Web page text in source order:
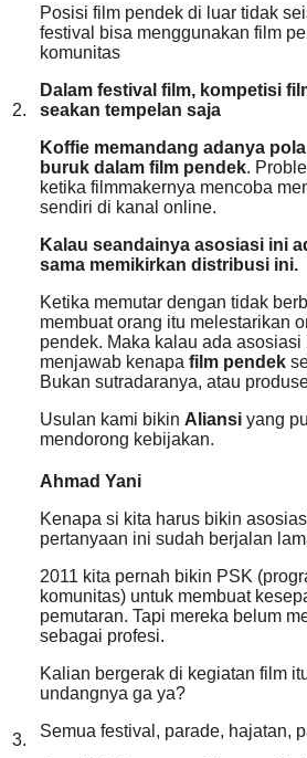
2.
Posisi film pendek di luar tidak
festival bisa menggunakan film
komunitas
Dalam festival film, kompetisi
seakan tempelan saja
Koffie memandang adanya
buruk dalam film pendek.
ketika filmmakernya mencoba
sendiri di kanal online.
Kalau seandainya asosiasi ini
sama memikirkan distribusi ini.
Ketika memutar dengan tidak
membuat orang itu melestarikan
pendek. Maka kalau ada asosiasi
menjawab kenapa film pendek
Bukan sutradaranya, atau
Usulan kami bikin Aliansi yang
mendorong kebijakan.
3.
Ahmad Yani
Kenapa si kita harus bikin
pertanyaan ini sudah berjalan
2011 kita pernah bikin PSK
komunitas) untuk membuat
pemutaran. Tapi mereka belum
sebagai profesi.
Kalian bergerak di kegiatan film
undangnya ga ya?
Semua festival, parade, hajatan,